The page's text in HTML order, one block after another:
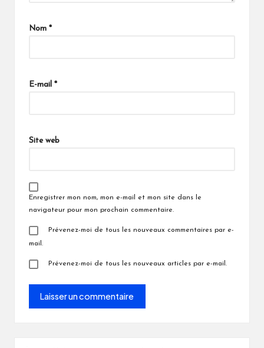
Nom *
E-mail *
Site web
Enregistrer mon nom, mon e-mail et mon site dans le
navigateur pour mon prochain commentaire.
Prévenez-moi de tous les nouveaux commentaires par e-
mail.
Prévenez-moi de tous les nouveaux articles par e-mail.